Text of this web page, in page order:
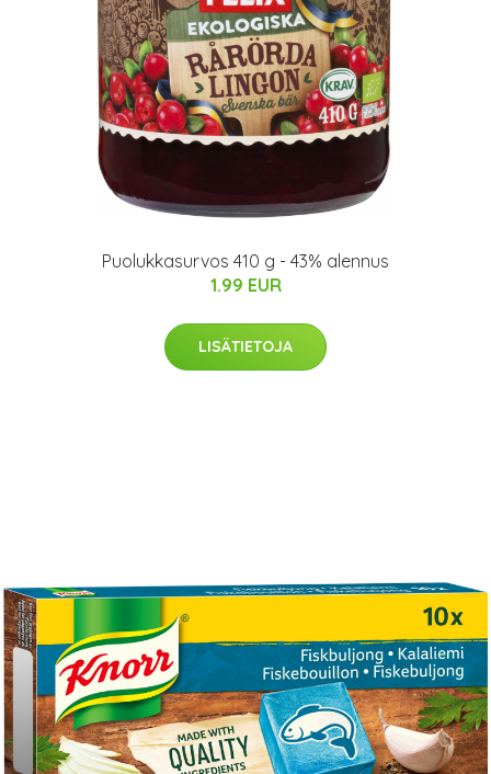
Puolukkasurvos 410 g - 43% alennus
1.99 EUR
LISÄTIETOJA